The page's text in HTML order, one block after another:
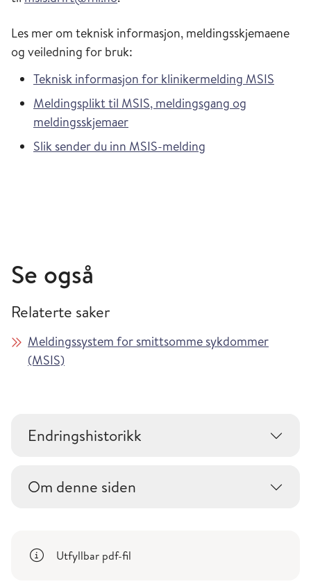
Les mer om teknisk informasjon, meldingsskjemaene
og veiledning for bruk:
Teknisk informasjon for klinikermelding MSIS
Meldingsplikt til MSIS, meldingsgang og
meldingsskjemaer
Slik sender du inn MSIS-melding
Se også
Relaterte saker
Meldingssystem for smittsomme sykdommer
(MSIS)
Endringshistorikk
Om denne siden
Utfyllbar pdf-fil